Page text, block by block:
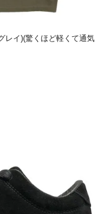
レイ)(驚くほど軽くて通気